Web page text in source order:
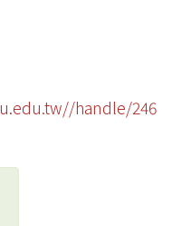
handle/246